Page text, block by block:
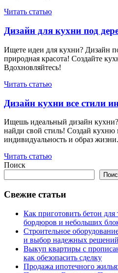
Читать статью
Дизайн для кухни под
Ищете идеи для кухни? Дизайн
природная красота! Создайте
Вдохновляйтесь!
Читать статью
Дизайн кухни все стили
Ищешь идеальный дизайн
найди свой стиль! Создай
индивидуальность и образ
Читать статью
Поиск
Свежие статьи
Как приготовить бетон
бордюров и небольших
Строительное
и выбор надежных решений
Выкуп квартиры с
как обезопасить сделку
Продажа ипотечного